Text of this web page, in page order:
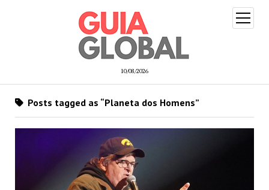
10/08/2026
open
menu
Posts tagged as “Planeta dos Homens”